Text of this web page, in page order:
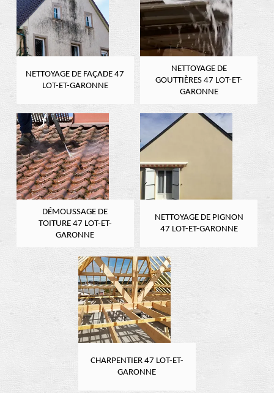
NETTOYAGE DE FAÇADE 47
LOT-ET-GARONNE
NETTOYAGE DE
GOUTTIÈRES 47 LOT-ET-
GARONNE
DÉMOUSSAGE DE
TOITURE 47 LOT-ET-
GARONNE
NETTOYAGE DE PIGNON
47 LOT-ET-GARONNE
CHARPENTIER 47 LOT-ET-
GARONNE